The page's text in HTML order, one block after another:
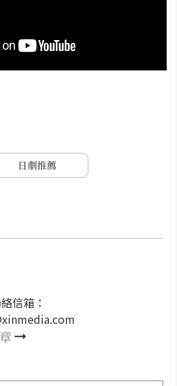
日劇推薦
信箱：